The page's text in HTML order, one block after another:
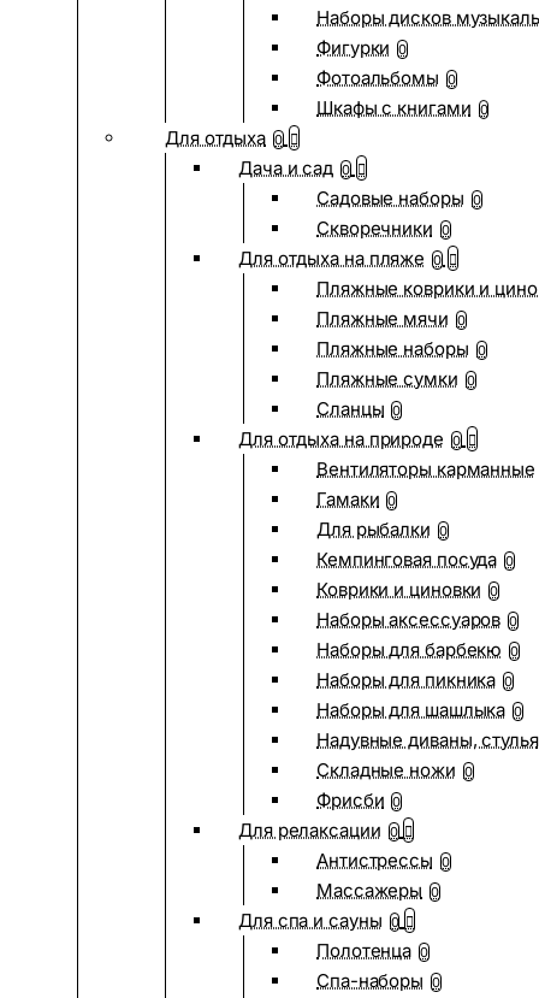
Наборы дисков
Фигурки 0
Фотоальбомы 0
Шкафы с книгами 0
Для отдыха 0
Дача и сад 0
Садовые наборы 0
Скворечники 0
Для отдыха на пляже 0
Пляжные коврики и
Пляжные мячи 0
Пляжные наборы 0
Пляжные сумки 0
Сланцы 0
Для отдыха на природе 0
Вентиляторы карманные
Гамаки 0
Для рыбалки 0
Кемпинговая посуда 0
Коврики и циновки 0
Наборы аксессуаров 0
Наборы для барбекю 0
Наборы для пикника 0
Наборы для шашлыка 0
Надувные диваны, стулья
Складные ножи 0
Фрисби 0
Для релаксации 0
Антистрессы 0
Массажеры 0
Для спа и сауны 0
Полотенца 0
Спа-наборы 0